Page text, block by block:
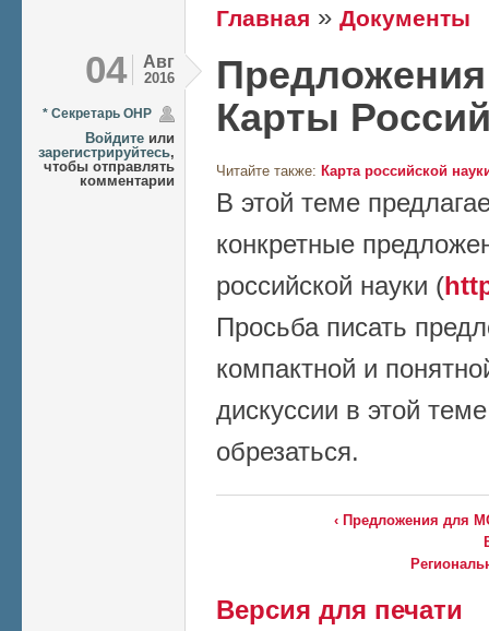
Вы здесь
Главная » Документы
04 Авг
2016
* Секретарь ОНР
Войдите или
зарегистрируйтесь,
чтобы отправлять
комментарии
Карты
Читайте также: Карта российской
В этой теме
конкретные
российской науки (
Просьба писать
компактной и
дискуссии в этой
обрезаться.
‹ Предложения для
Версия для печати